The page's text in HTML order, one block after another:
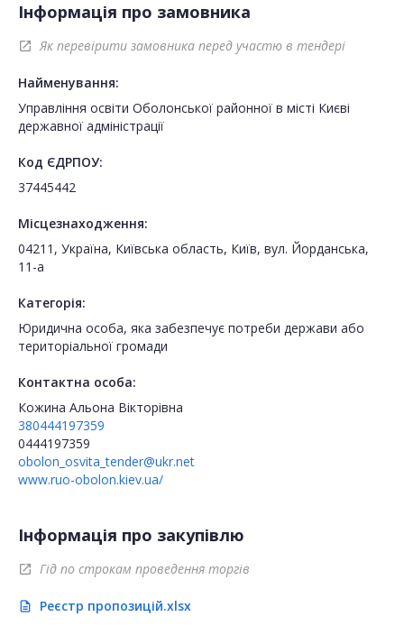
Інформація про замовника
open_in_new Як перевірити замовника перед участю в тендері
Найменування:
Управління освіти Оболонської районної в місті Києві
державної адміністрації
Код ЄДРПОУ:
37445442
Місцезнаходження:
04211, Україна, Київська область, Київ, вул. Йорданська,
11-а
Категорія:
Юридична особа, яка забезпечує потреби держави або
територіальної громади
Контактна особа:
Кожина Альона Вікторівна
380444197359
0444197359
obolon_osvita_tender@ukr.net
www.ruo-obolon.kiev.ua/
Інформація про закупівлю
open_in_new Гід по строкам проведення торгів
description Реєстр пропозицій.xlsx